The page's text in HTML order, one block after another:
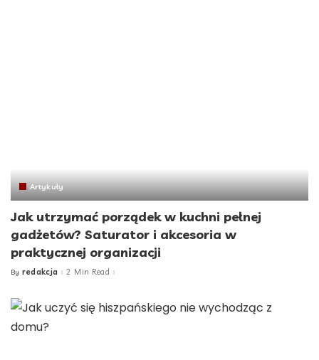
Artykuły
Jak utrzymać porządek w kuchni pełnej
gadżetów? Saturator i akcesoria w
praktycznej organizacji
Posted
By redakcja 2 Min Read